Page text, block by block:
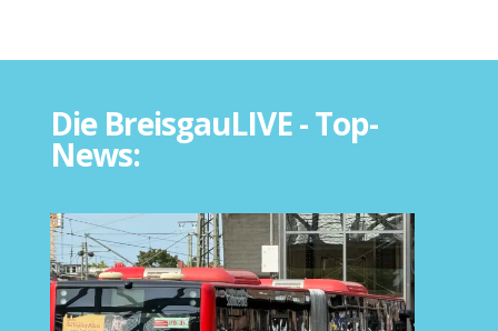
Die BreisgauLIVE - Top-
News: